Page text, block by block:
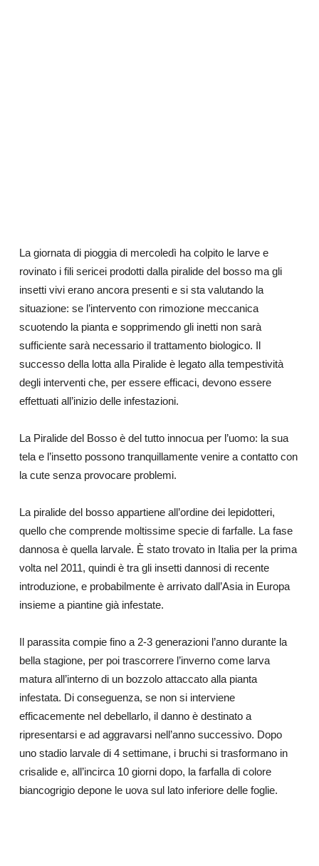
La siepe di bosso devastata dalle larve
La giornata di pioggia di mercoledì ha colpito le larve e
rovinato i fili sericei prodotti dalla piralide del bosso ma gli
insetti vivi erano ancora presenti e si sta valutando la
situazione: se l’intervento con rimozione meccanica
scuotendo la pianta e sopprimendo gli inetti non sarà
sufficiente sarà necessario il trattamento biologico. Il
successo della lotta alla Piralide è legato alla tempestività
degli interventi che, per essere efficaci, devono essere
effettuati all’inizio delle infestazioni.
La Piralide del Bosso è del tutto innocua per l’uomo: la sua
tela e l’insetto possono tranquillamente venire a contatto con
la cute senza provocare problemi.
La piralide del bosso appartiene all’ordine dei lepidotteri,
quello che comprende moltissime specie di farfalle. La fase
dannosa è quella larvale. È stato trovato in Italia per la prima
volta nel 2011, quindi è tra gli insetti dannosi di recente
introduzione, e probabilmente è arrivato dall’Asia in Europa
insieme a piantine già infestate.
Il parassita compie fino a 2-3 generazioni l’anno durante la
bella stagione, per poi trascorrere l’inverno come larva
matura all’interno di un bozzolo attaccato alla pianta
infestata. Di conseguenza, se non si interviene
efficacemente nel debellarlo, il danno è destinato a
ripresentarsi e ad aggravarsi nell’anno successivo. Dopo
uno stadio larvale di 4 settimane, i bruchi si trasformano in
crisalide e, all’incirca 10 giorni dopo, la farfalla di colore
biancogrigio depone le uova sul lato inferiore delle foglie.